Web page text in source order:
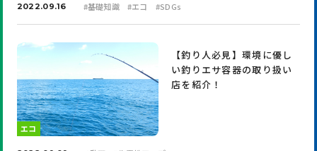
2022.09.16 #基礎知識 #エコ #SDGs
エコ
【釣り人必見】環境に優し
い釣りエサ容器の取り扱い
店を紹介！